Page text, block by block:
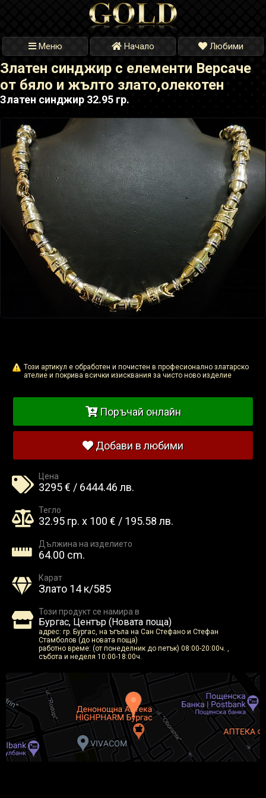
Меню Начало Любими
Златен синджир с елементи Версаче
от бяло и жълто злато,олекотен
Златен синджир 32.95 гр.
Този артикул е обработен и почистен в професионално златарско
ателие и покрива всички изисквания за чисто ново изделие
Поръчай онлайн
Добави в любими
Цена
3295 € / 6444.46 лв.
Тегло
32.95 гр. x 100 € / 195.58 лв.
Дължина на изделието
64.00 cm.
Карат
Злато 14 к/585
Този продукт се намира в
Бургас, Център (Новата поща)
адрес: гр. Бургас, на ъгъла на Сан Стефано и Стефан
Стамболов (до новата поща)
работно време: (от понеделник до петък) 08:00-20:00ч. ,
събота и неделя 10:00-18:00ч.